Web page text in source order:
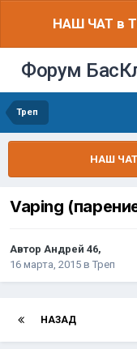
НАШ ЧАТ в
Форум
Треп
НАШ
Vaping
Автор Андрей 46,
16 марта, 2015 в Треп
НАЗАД